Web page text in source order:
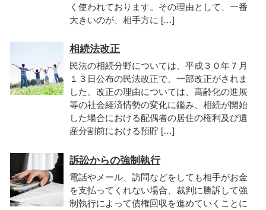
く使われております。その理由として、一番
大きいのが、相手方に […]
相続法改正
民法の相続分野については、平成３０年７月
１３日公布の民法改正で、一部改正がされま
した。改正の理由については、高齢化の進展
等の社会経済情勢の変化に鑑み、相続が開始
した場合における配偶者の居住の権利及び遺
産分割前における預貯 […]
訴訟からの強制執行
電話やメール、訪問などをしても相手がお金
を支払ってくれない場合、裁判に勝訴して強
制執行によって債権回収を進めていくことに